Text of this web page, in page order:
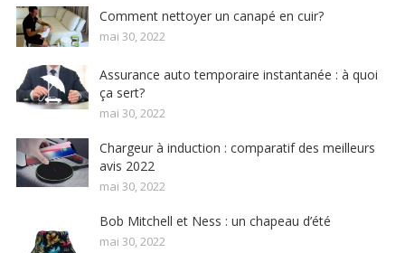
Comment nettoyer un canapé en cuir?
mai 30, 2022
Assurance auto temporaire instantanée : à quoi
ça sert?
mai 30, 2022
Chargeur à induction : comparatif des meilleurs
avis 2022
mai 30, 2022
Bob Mitchell et Ness : un chapeau d’été
mai 30, 2022